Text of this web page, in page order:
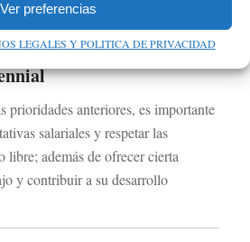
Ver preferencias
LEGALES Y POLITICA DE PRIVACIDAD
atraer a la
prioridades anteriores, es importante
salariales y respetar las
libre; además de ofrecer cierta
y contribuir a su desarrollo